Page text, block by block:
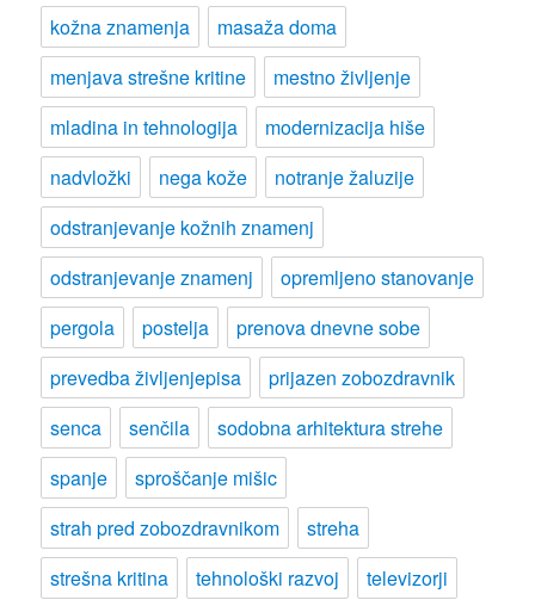
kožna znamenja
masaža doma
menjava strešne kritine
mestno življenje
mladina in tehnologija
modernizacija hiše
nadvložki
nega kože
notranje žaluzije
odstranjevanje kožnih znamenj
odstranjevanje znamenj
opremljeno stanovanje
pergola
postelja
prenova dnevne sobe
prevedba življenjepisa
prijazen zobozdravnik
senca
senčila
sodobna arhitektura strehe
spanje
sproščanje mišic
strah pred zobozdravnikom
streha
strešna kritina
tehnološki razvoj televizorji